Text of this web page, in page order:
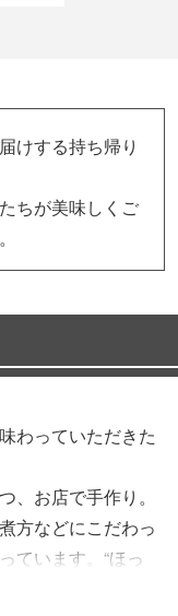
けする持ち帰り
ちが美味しくご
わっていただきた
、お店で手作り。
方などにこだわっ
ています。“ほっ
顔にする。これか